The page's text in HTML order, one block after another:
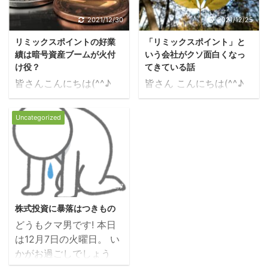
2021/12/30
リミックスポイントの好業
績は暗号資産ブームが火付
け役？
皆さんこんにちは(^^♪
クマ男でございます。 今
回は『リミックスポイン
トの好業績は暗号資産ブ
ームが火付け役？』とい
うテーマで話をすすめて
いきたいと思います。
ちなみに今回の記事は、
下記記事の続編というか
たちで書いております!
もし内容に興味のある方
は先に⇩の投稿をチェッ
クして頂けたらと思いま
2021/12/25
「リミックスポイント」と
いう会社がクソ面白くなっ
てきている話
皆さん こんにちは(^^♪
クマ男です! 今回は⇩
Uncategorized
2021/12/7
株式投資に暴落はつきもの
どうもクマ男です! 本日
は12月7日の火曜日。 い
かがお過ごしでしょう
か？ 気がつけば12月で